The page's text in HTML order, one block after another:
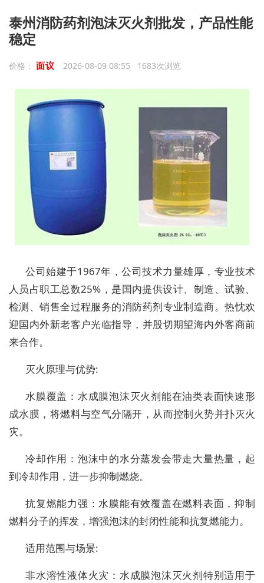
泰州消防药剂泡沫灭火剂批发，产品性能
稳定
价格： 面议 2026-08-09 08:55 1683次浏览
公司始建于1967年，公司技术力量雄厚，专业技术
人员占职工总数25%，是国内提供设计、制造、试验、
检测、销售全过程服务的消防药剂专业制造商。热忱欢
迎国内外新老客户光临指导，并殷切期望海内外客商前
来合作。
灭火原理与优势:
水膜覆盖：水成膜泡沫灭火剂能在油类表面快速形
成水膜，将燃料与空气分隔开，从而控制火势并扑灭火
灾。
冷却作用：泡沫中的水分蒸发会带走大量热量，起
到冷却作用，进一步抑制燃烧。
抗复燃能力强：水膜能有效覆盖在燃料表面，抑制
燃料分子的挥发，增强泡沫的封闭性能和抗复燃能力。
适用范围与场景:
非水溶性液体火灾：水成膜泡沫灭火剂特别适用于